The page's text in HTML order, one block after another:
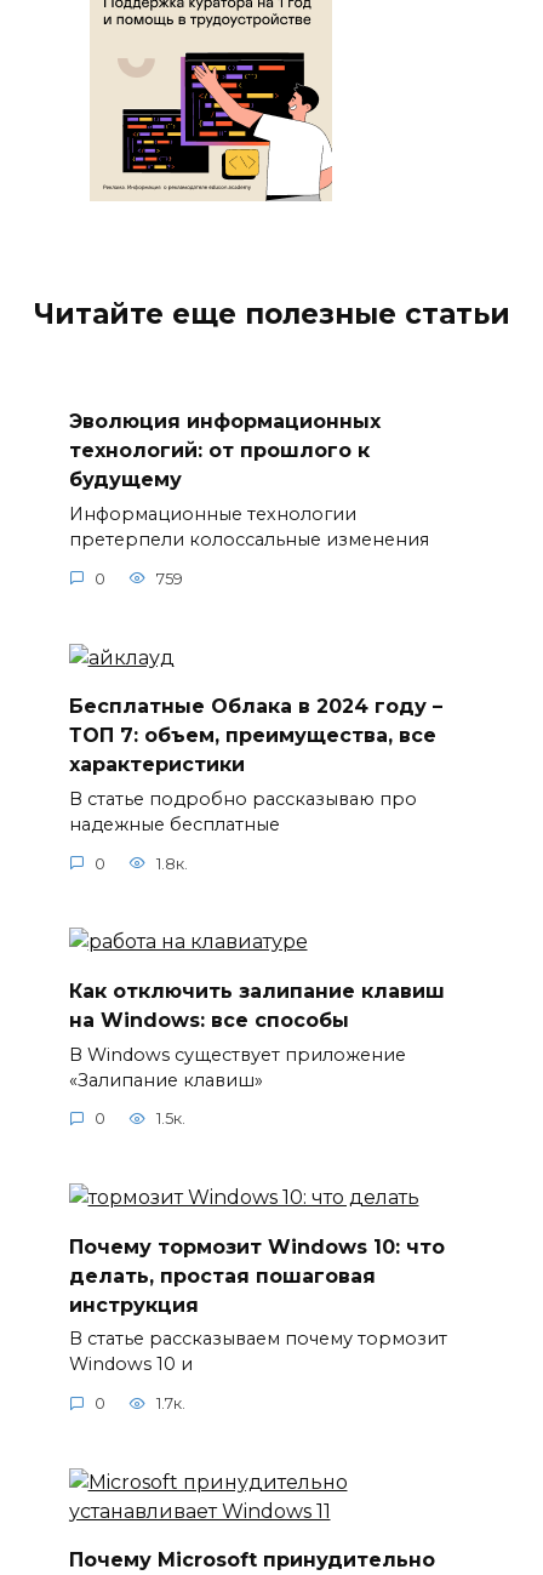
Читайте еще полезные статьи
Эволюция информационных
технологий: от прошлого к
будущему
Информационные технологии
претерпели колоссальные изменения
0 759
Бесплатные Облака в 2024 году –
ТОП 7: объем, преимущества, все
характеристики
В статье подробно рассказываю про
надежные бесплатные
0 1.8к.
Как отключить залипание клавиш
на Windows: все способы
В Windows существует приложение
«Залипание клавиш»
0 1.5к.
Почему тормозит Windows 10: что
делать, простая пошаговая
инструкция
В статье рассказываем почему тормозит
Windows 10 и
0 1.7к.
Почему Microsoft принудительно